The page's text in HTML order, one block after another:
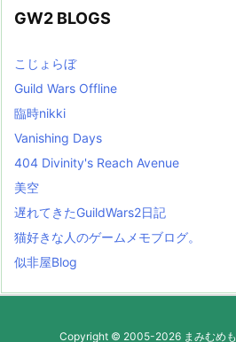
GW2 BLOGS
こじょらぼ
Guild Wars Offline
臨時nikki
Vanishing Days
404 Divinity's Reach Avenue
美空
遅れてきたGuildWars2日記
猫好きな人のゲームメモブログ。
似非屋Blog
Copyright © 2005-2026 まみむめも